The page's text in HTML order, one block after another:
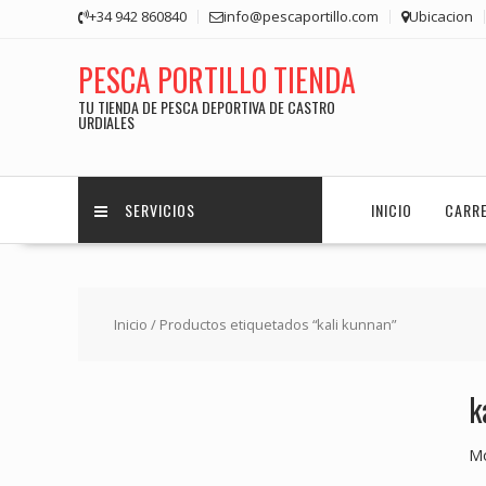
+34 942 860840 info@pescaportillo.com Ubicacion
PESCA PORTILLO TIENDA
TU TIENDA DE PESCA DEPORTIVA DE CASTRO
URDIALES
SERVICIOS INICIO
Inicio / Productos etiquetados “kali kunnan”